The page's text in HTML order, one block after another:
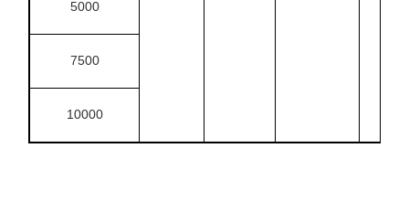
5000
7500
10000